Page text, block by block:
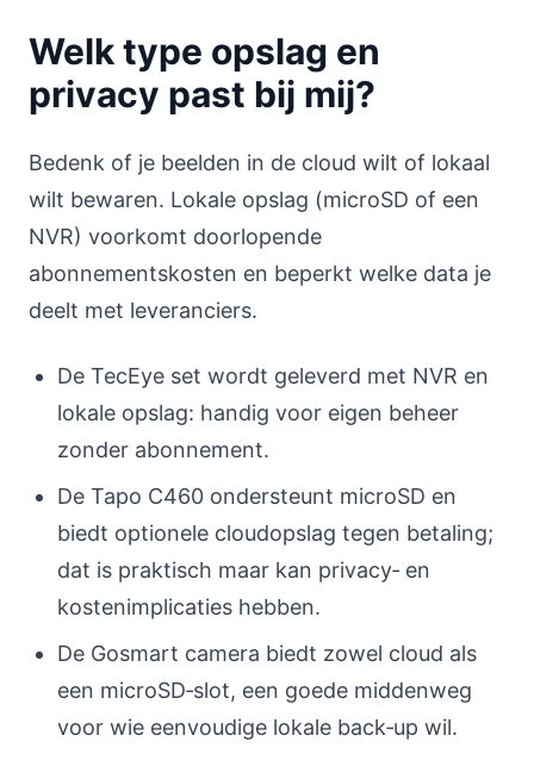
Welk type opslag en
privacy past bij mij?
Bedenk of je beelden in de cloud wilt of lokaal
wilt bewaren. Lokale opslag (microSD of een
NVR) voorkomt doorlopende
abonnementskosten en beperkt welke data je
deelt met leveranciers.
De TecEye set wordt geleverd met NVR en
lokale opslag: handig voor eigen beheer
zonder abonnement.
De Tapo C460 ondersteunt microSD en
biedt optionele cloudopslag tegen betaling;
dat is praktisch maar kan privacy‑ en
kostenimplicaties hebben.
De Gosmart camera biedt zowel cloud als
een microSD‑slot, een goede middenweg
voor wie eenvoudige lokale back‑up wil.